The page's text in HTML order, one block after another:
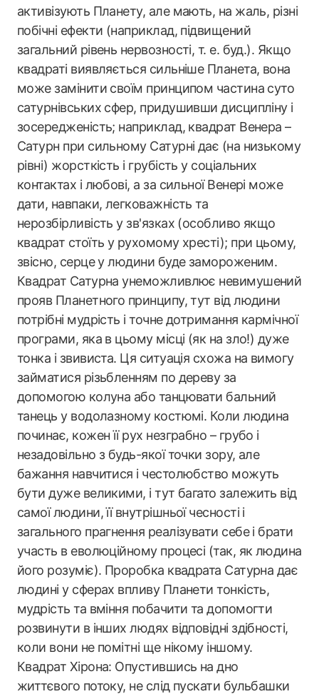
активізують Планету, але мають, на жаль, різні
побічні ефекти (наприклад, підвищений
загальний рівень нервозності, т. е. буд.). Якщо
квадраті виявляється сильніше Планета, вона
може замінити своїм принципом частина суто
сатурнівських сфер, придушивши дисципліну і
зосередженість; наприклад, квадрат Венера –
Сатурн при сильному Сатурні дає (на низькому
рівні) жорсткість і грубість у соціальних
контактах і любові, а за сильної Венері може
дати, навпаки, легковажність та
нерозбірливість у зв'язках (особливо якщо
квадрат стоїть у рухомому хресті); при цьому,
звісно, серце у людини буде замороженим.
Квадрат Сатурна унеможливлює невимушений
прояв Планетного принципу, тут від людини
потрібні мудрість і точне дотримання кармічної
програми, яка в цьому місці (як на зло!) дуже
тонка і звивиста. Ця ситуація схожа на вимогу
займатися різьбленням по дереву за
допомогою колуна або танцювати бальний
танець у водолазному костюмі. Коли людина
починає, кожен її рух незграбно – грубо і
незадовільно з будь-якої точки зору, але
бажання навчитися і честолюбство можуть
бути дуже великими, і тут багато залежить від
самої людини, її внутрішньої чесності і
загального прагнення реалізувати себе і брати
участь в еволюційному процесі (так, як людина
його розуміє). Проробка квадрата Сатурна дає
людині у сферах впливу Планети тонкість,
мудрість та вміння побачити та допомогти
розвинути в інших людях відповідні здібності,
коли вони не помітні ще нікому іншому.
Квадрат Хірона: Опустившись на дно
життєвого потоку, не слід пускати бульбашки